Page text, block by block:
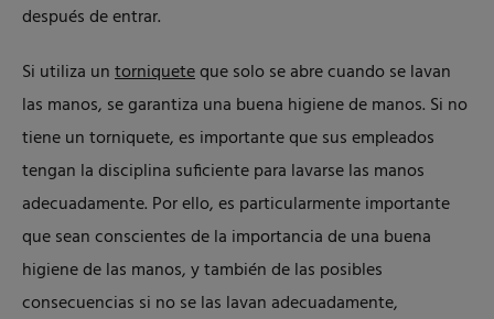
después de entrar.
Si utiliza untorniqueteque solo se abre cuando se lavan
las manos, se garantiza una buena higiene de manos. Si no
tiene un torniquete, es importante que sus empleados
tengan la disciplina suficiente para lavarse las manos
adecuadamente. Por ello, es particularmente importante
que sean conscientes de la importancia de una buena
higiene de las manos, y también de las posibles
consecuencias si no se las lavan adecuadamente,